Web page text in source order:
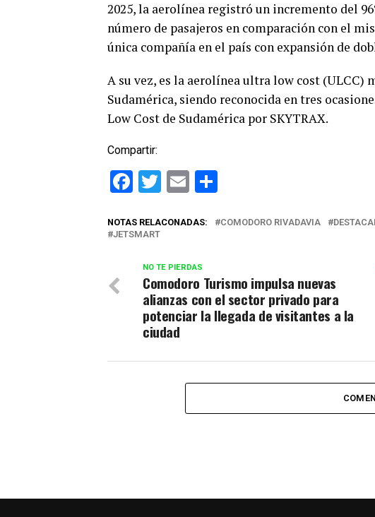
2025, la aerolínea registró un incremento del
número de pasajeros en comparación con el
única compañía en el país con expansión de
A su vez, es la aerolínea ultra low cost (ULCC)
Sudamérica, siendo reconocida en tres
Low Cost de Sudamérica por SKYTRAX.
Compartir:
Facebook
TwitterEmail
NOTAS RELACONADAS: COMODORO RIVADAVIA
JETSMART
NO TE PIERDAS
Comodoro Turismo impulsa nuevas
alianzas con el sector privado para
potenciar la llegada de visitantes a la
ciudad